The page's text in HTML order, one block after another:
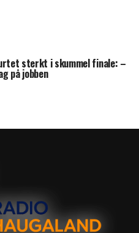
sterkt i skummel finale: –
på jobben